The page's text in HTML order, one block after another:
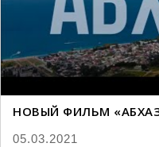
НОВЫЙ ФИЛЬМ
05.03.2021